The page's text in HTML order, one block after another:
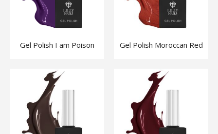
Gel Polish I am Poison Gel Polish Moroccan Red